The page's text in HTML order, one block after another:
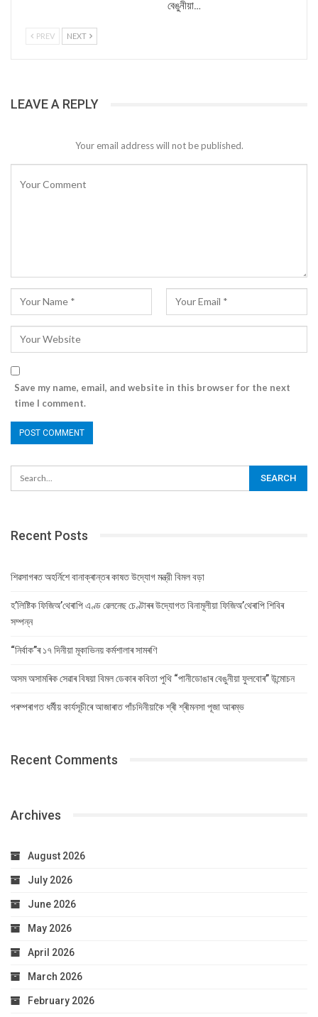
বেঙুনীয়া…
PREV NEXT
LEAVE A REPLY
Your email address will not be published.
Save my name, email, and website in this browser for the next
time I comment.
Recent Posts
শিৱসাগৰত অহৰ্নিশে বানাক্ৰান্তৰ কাষত উদ্যোগ মন্ত্রী বিমল বড়া
হ’লিষ্টিক ফিজিঅ’থেৰাপি এণ্ড ৱেলনেছ চেণ্টাৰৰ উদ্যোগত বিনামূলীয়া ফিজিঅ’থেৰাপি শিবিৰ
সম্পন্ন
“নিৰ্বাক”ৰ ১৭ দিনীয়া মূকাভিনয় কৰ্মশালাৰ সামৰণি
অসম অসামৰিক সেৱাৰ বিষয়া বিমল ডেকাৰ কবিতা পুথি “পানীডোঙাৰ বেঙুনীয়া ফুলবোৰ” উন্মোচন
পৰম্পৰাগত ধৰ্মীয় কাৰ্যসূচীৰে আজাৰাত পাঁচদিনীয়াকৈ শ্ৰী শ্ৰীমনসা পূজা আৰম্ভ
Recent Comments
Archives
August 2026
July 2026
June 2026
May 2026
April 2026
March 2026
February 2026